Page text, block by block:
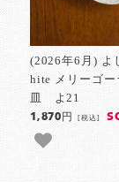
(2026年6月) よ
hite メリーゴー
皿 よ21
1,870円[税込]